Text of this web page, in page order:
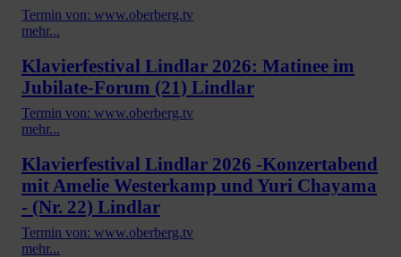
Termin von: www.oberberg.tv
mehr...
Klavierfestival Lindlar 2026: Matinee im
Jubilate-Forum (21) Lindlar
Termin von: www.oberberg.tv
mehr...
Klavierfestival Lindlar 2026 -Konzertabend
mit Amelie Westerkamp und Yuri Chayama
- (Nr. 22) Lindlar
Termin von: www.oberberg.tv
mehr...